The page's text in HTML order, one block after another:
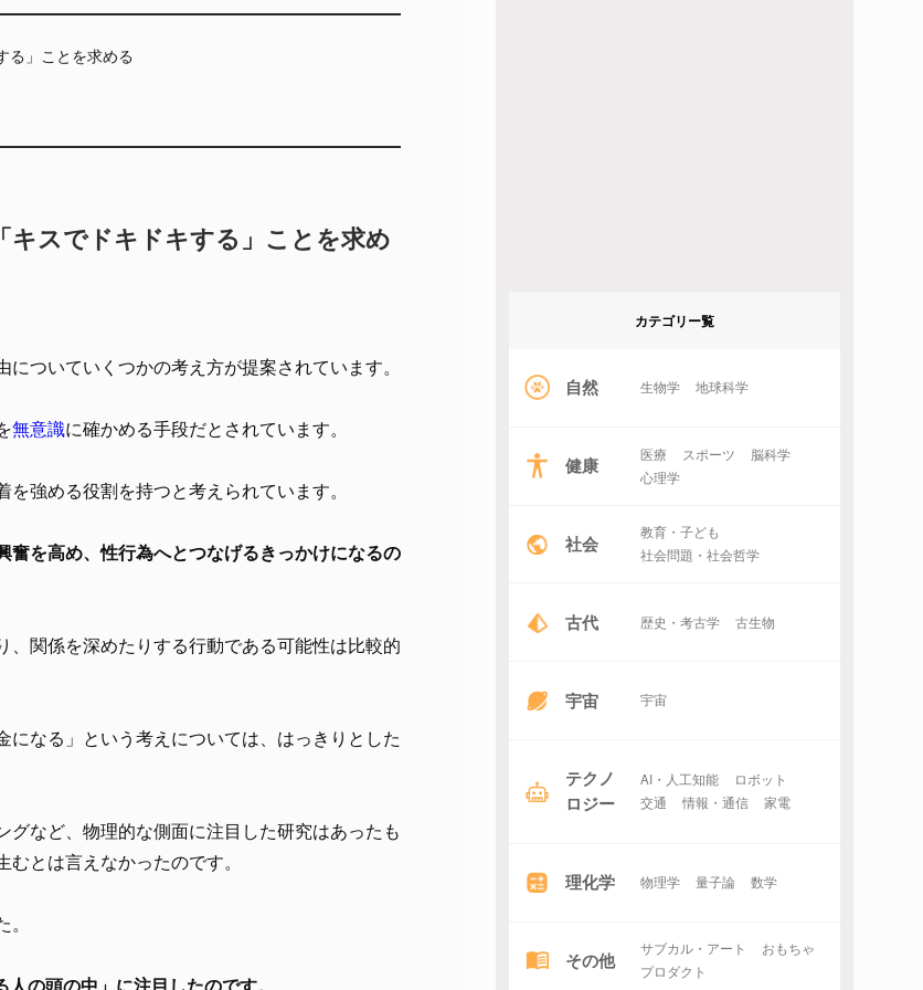
る」ことを求める
キスでドキドキする」ことを求め
ついていくつかの考え方が提案されています。
無意識に確かめる手段だとされています。
強める役割を持つと考えられています。
奮を高め、性行為へとつなげるきっかけになるの
、関係を深めたりする行動である可能性は比較的
になる」という考えについては、はっきりとした
など、物理的な側面に注目した研究はあったも
とは言えなかったのです。
カテゴリー覧
自然 生物学 地球科学
健康 医療 スポーツ
脳科学
心理学
社会
教育・子ども
社会問題・社会哲学
古代 歴史・考古学 古生物
宇宙 宇宙
テクノ
ロジー
AI・人工知能
ロボット
交通
情報・通信 家電
理化学 物理学 量子論 数学
その他 サブカル・アート
おもちゃ
プロダクト